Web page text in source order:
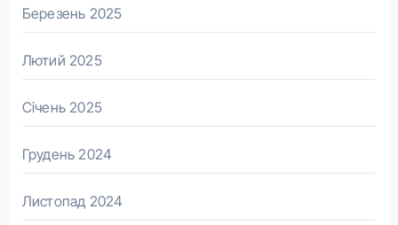
Березень 2025
Лютий 2025
Січень 2025
Грудень 2024
Листопад 2024